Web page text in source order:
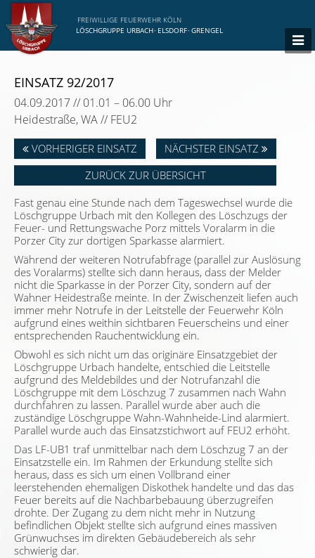
FREIWILLIGE FEUERWEHR KÖLN
LÖSCHGRUPPE URBACH· ELSDORF· GRENGEL
EINSATZ 92/2017
04.09.2017 // 01.01 – 06.00 Uhr
Heidestraße, WA // FEU2
VORHERIGER EINSATZ
NÄCHSTER EINSATZ
ZURÜCK ZUR ÜBERSICHT
Fast genau eine Stunde nach dem Tageswechsel wurde die
Löschgruppe Urbach mit den Kollegen des Löschzugs der
Feuer- und Rettungswache Porz mittels Voralarm in die
Porzer City zur dortigen Sparkasse alarmiert.
Während der weiteren Notrufabfrage (parallel zur Auslösung
des Voralarms) stellte sich dann heraus, dass der Melder
nicht die Sparkasse in der Porzer City, sondern auf der
Wahner Heidestraße meinte. In der Zwischenzeit liefen auch
immer mehr Notrufe in der Leitstelle der Feuerwehr Köln
aufgrund eines weithin sichtbaren Feuerscheins und einer
entsprechenden Rauchentwicklung ein.
Obwohl es sich nicht um das originäre Einsatzgebiet der
Löschgruppe Urbach handelte, entschied die Leitstelle
aufgrund des Meldebildes und der Notrufanzahl die
Löschgruppe mit dem Löschzug 7 zusammen nach Wahn
durchfahren zu lassen. Parallel wurde aber auch die
zuständige Löschgruppe Wahn-Wahnheide-Lind alarmiert.
Parallel wurde auch das Einsatzstichwort auf FEU2 erhöht.
Das LF-UB1 traf unmittelbar nach dem Löschzug 7 an der
Einsatzstelle ein. Im Rahmen der Erkundung stellte sich
heraus, dass es sich um einen Vollbrand einer
leerstehenden ehemaligen Diskothek handelte und das das
Feuer bereits auf die Nachbarbebauung überzugreifen
drohte. Der Zugang zu dem nicht mehr in Nutzung
befindlichen Objekt stellte sich aufgrund eines massiven
Grünwuchses im direkten Gebäudebereich als sehr
schwierig dar.